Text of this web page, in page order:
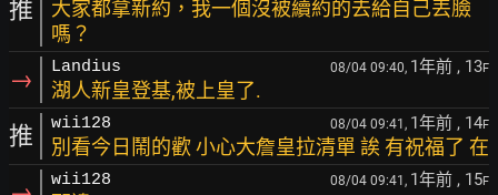
推
大家都拿新約，我一個沒被續約的去給自己丟臉
嗎？
→ Landius 08/04 09:40, 1年前 , 13F
湖人新皇登基,被上皇了.
推 wii128 08/04 09:41, 1年前 , 14F
別看今日鬧的歡 小心大詹皇拉清單 誒 有祝福了 在
wii128 08/04 09:41, 1年前 , 15F